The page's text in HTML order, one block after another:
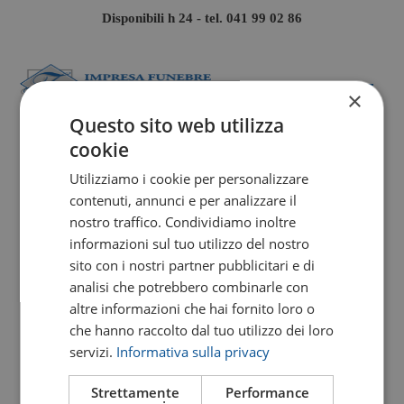
Disponibili h 24 - tel. 041 99 02 86
In attività dal 1958 e gestita sempre dalla
stessa famiglia, l’Impresa Funebre Zara offre
ogni tipologia di servizio si renda necessario
durante l’organizzazione di un funerale. Dalla
vendita del cofano al disbrigo delle pratiche
funebri, i nostri incaricati sapranno
assistervi con rispetto e professionalità,
sollevandovi da ogni incombenza e
confortandovi nel momento del dolore.
×
Questo sito web utilizza
cookie
Utilizziamo i cookie per personalizzare
contenuti, annunci e per analizzare il
nostro traffico. Condividiamo inoltre
informazioni sul tuo utilizzo del nostro
sito con i nostri partner pubblicitari e di
analisi che potrebbero combinarle con
altre informazioni che hai fornito loro o
che hanno raccolto dal tuo utilizzo dei loro
servizi. Informativa sulla privacy
Strettamente
Performance